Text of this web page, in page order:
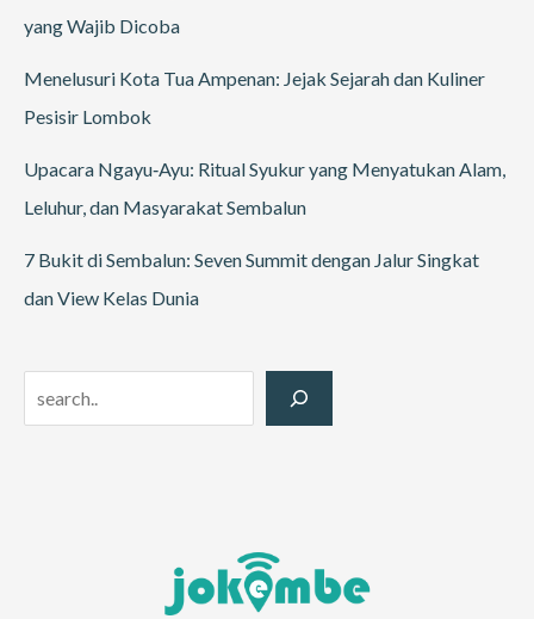
yang Wajib Dicoba
Menelusuri Kota Tua Ampenan: Jejak Sejarah dan Kuliner
Pesisir Lombok
Upacara Ngayu‑Ayu: Ritual Syukur yang Menyatukan Alam,
Leluhur, dan Masyarakat Sembalun
7 Bukit di Sembalun: Seven Summit dengan Jalur Singkat
dan View Kelas Dunia